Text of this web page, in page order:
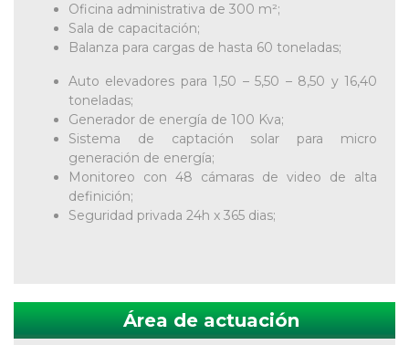
Oficina administrativa de 300 m²;
Sala de capacitación;
Balanza para cargas de hasta 60 toneladas;
Auto elevadores para 1,50 – 5,50 – 8,50 y 16,40
toneladas;
Generador de energía de 100 Kva;
Sistema de captación solar para micro
generación de energía;
Monitoreo con 48 cámaras de video de alta
definición;
Seguridad privada 24h x 365 dias;
Área de actuación